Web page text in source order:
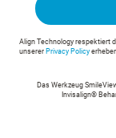
Align Technology respektiert
unserer Privacy Policy
Das Werkzeug
Invisalign®